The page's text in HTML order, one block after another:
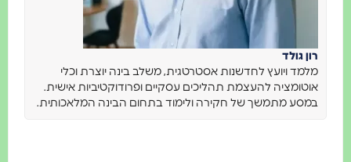
רון גולד
מלמד ויועץ לחדשנות אסטרטגית, משלב בינה יוצרת וכלי
אוטומציה להעצמת תהליכים עסקיים ופרודוקטיביות אישית.
במסע מתמשך של חקירה ולימוד בתחום הבינה המלאכותית.